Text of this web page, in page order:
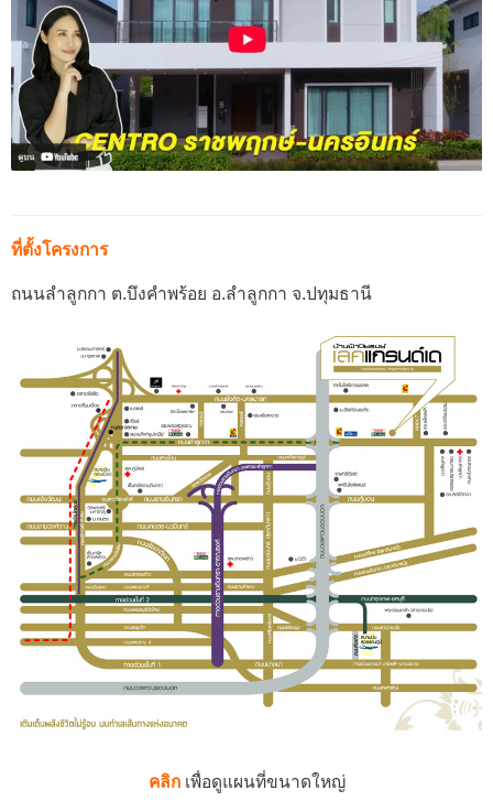
ที่ตั้งโครงการ
ถนนลำลูกกา ต.บึงคำพร้อย อ.ลำลูกกา จ.ปทุมธานี
คลิก เพื่อดูแผนที่ขนาดใหญ่